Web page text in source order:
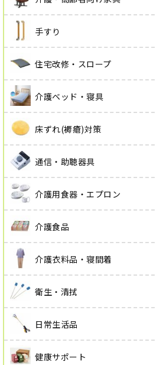
手すり
住宅改修・スロープ
介護ベッド・寝具
床ずれ(褥瘡)対策
通信・助聴器具
介護用食器・エプロン
介護食品
介護衣料品・寝間着
衛生・清拭
日常生活品
健康サポート